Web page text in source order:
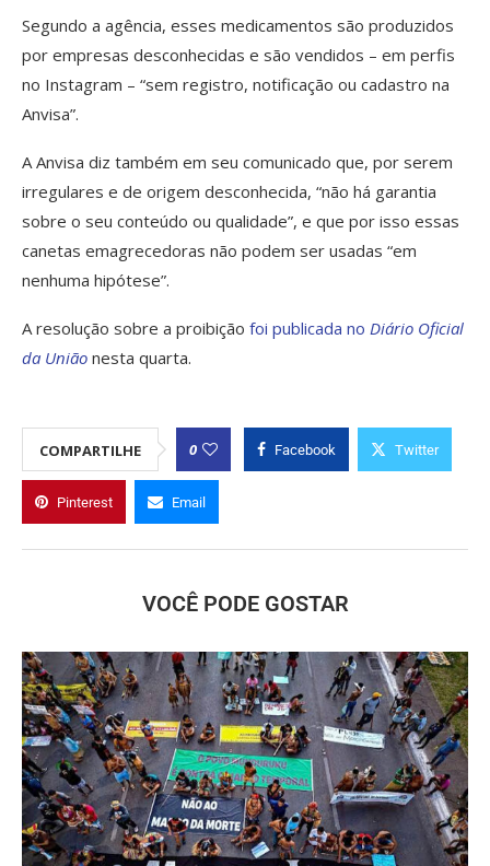
Segundo a agência, esses medicamentos são produzidos
por empresas desconhecidas e são vendidos – em perfis
no Instagram – “sem registro, notificação ou cadastro na
Anvisa”.
A Anvisa diz também em seu comunicado que, por serem
irregulares e de origem desconhecida, “não há garantia
sobre o seu conteúdo ou qualidade”, e que por isso essas
canetas emagrecedoras não podem ser usadas “em
nenhuma hipótese”.
A resolução sobre a proibição foi publicada no Diário Oficial
da União nesta quarta.
COMPARTILHE 0 Facebook Twitter
Pinterest Email
VOCÊ PODE GOSTAR